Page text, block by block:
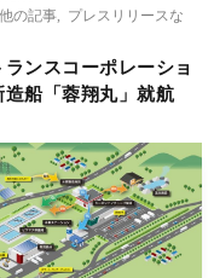
の記事
プレスリリースな
ランスコーポレーショ
造船「蓉翔丸」就航